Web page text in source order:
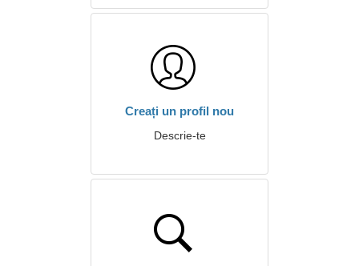
Creați un profil nou
Descrie-te